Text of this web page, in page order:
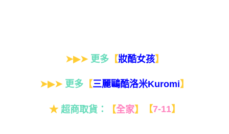
➤▶➤ 更多【妝酷女孩】
➤▶➤ 更多 【三麗鷗酷洛米Kuromi】
★ 超商取貨： 【全家】 【7-11】